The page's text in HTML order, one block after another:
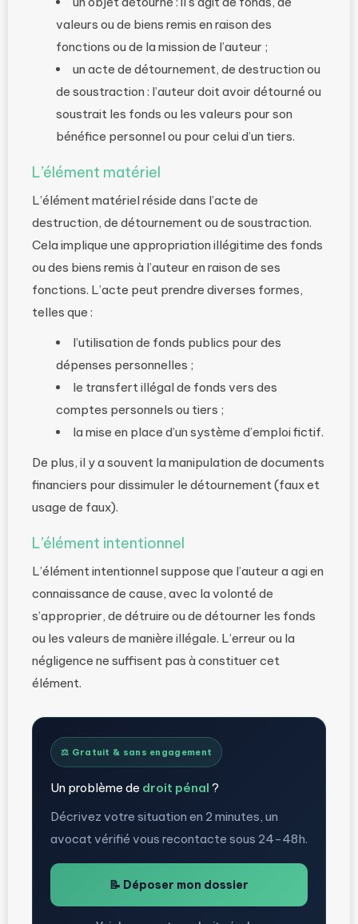
valeurs ou de biens remis en raison des
fonctions ou de la mission de l’auteur ;
un acte de détournement, de destruction ou
de soustraction : l’auteur doit avoir détourné ou
soustrait les fonds ou les valeurs pour son
bénéfice personnel ou pour celui d’un tiers.
L’élément matériel
L’élément matériel réside dans l’acte de
destruction, de détournement ou de soustraction.
Cela implique une appropriation illégitime des fonds
ou des biens remis à l’auteur en raison de ses
fonctions. L’acte peut prendre diverses formes,
telles que :
l’utilisation de fonds publics pour des
dépenses personnelles ;
le transfert illégal de fonds vers des
comptes personnels ou tiers ;
la mise en place d’un système d’emploi fictif.
De plus, il y a souvent la manipulation de documents
financiers pour dissimuler le détournement (faux et
usage de faux).
L’élément intentionnel
L’élément intentionnel suppose que l’auteur a agi en
connaissance de cause, avec la volonté de
s’approprier, de détruire ou de détourner les fonds
ou les valeurs de manière illégale. L’erreur ou la
négligence ne suffisent pas à constituer cet
élément.
⚖️ Gratuit & sans engagement
Un problème de droit pénal ?
Décrivez votre situation en 2 minutes, un
avocat vérifié vous recontacte sous 24-48h.
📝 Déposer mon dossier